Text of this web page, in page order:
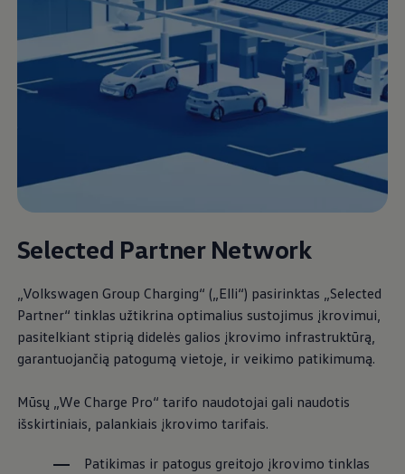
Selected Partner Network
Volkswagen Group Charging“ („Elli“) pasirinktas „Selected
Partner“ tinklas užtikrina optimalius sustojimus įkrovimui,
pasitelkiant stiprią didelės galios įkrovimo infrastruktūrą,
garantuojančią patogumą vietoje, ir veikimo patikimumą.
Mūsų „We Charge Pro“ tarifo naudotojai gali naudotis
išskirtiniais, palankiais įkrovimo tarifais.
Patikimas ir patogus greitojo įkrovimo tinklas